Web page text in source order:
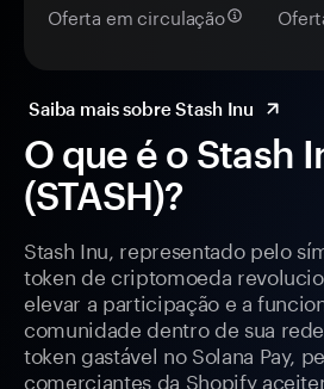
O que é o Stash
(STASH)?
Stash Inu, representado pelo
token de criptomoeda
elevar a participação e a
comunidade dentro de sua
token gastável no Solana Pay,
comerciantes da Shopify
Oferta em circulação
Saiba mais sobre Stash Inu